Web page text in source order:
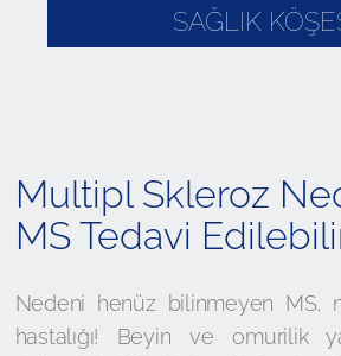
SAĞLIK
Multipl Skleroz
MS Tedavi
Nedeni henüz bilinmeyen MS,
hastalığı! Beyin ve omurilik